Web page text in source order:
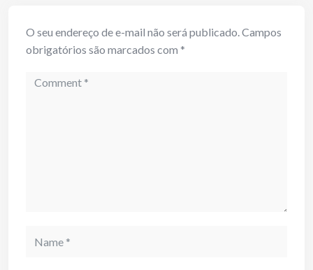
O seu endereço de e-mail não será publicado.Campos
obrigatórios são marcados com *
Comment